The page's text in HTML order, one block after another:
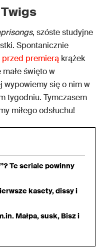
, szóste studyjne
Spontanicznie
przed premierą krążek
święto w
wypowiemy się o nim w
tygodniu. Tymczasem
miłego odsłuchu!
Te seriale powinny
kasety, dissy i
Małpa, susk, Bisz i